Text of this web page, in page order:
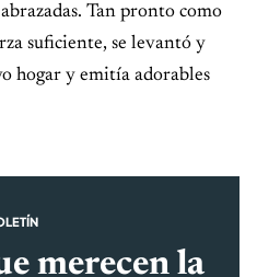
Tan pronto como
suficiente, se levantó y
hogar y emitía adorables
merecen la